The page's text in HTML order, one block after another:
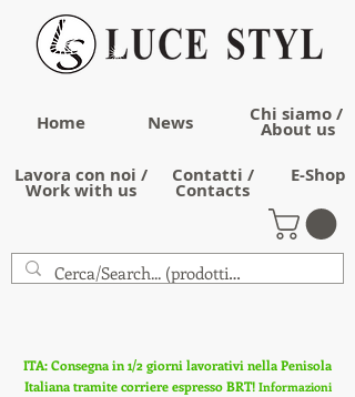
Home News Chi siamo /
About us
Lavora con noi /
Work with us
Contatti /
Contacts
E-Shop
ITA: Consegna in 1/2 giorni lavorativi nella Penisola
Italiana tramite corriere espresso BRT! Informazioni